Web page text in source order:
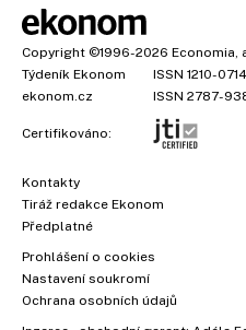
Copyright ©1996-2026 Economia,
Týdeník Ekonom
ISSN 1210-0714
ekonom.cz
ISSN 2787-
Certifikováno:
Kontakty
Tiráž redakce Ekonom
Předplatné
Prohlášení o cookies
Nastavení soukromí
Ochrana osobních údajů